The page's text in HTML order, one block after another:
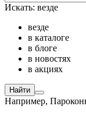
Искать: везде
везде
в каталоге
в блоге
в новостях
в акциях
Найти
Например,